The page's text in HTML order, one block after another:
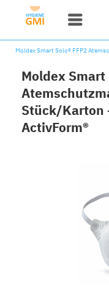
Moldex Smart Solo® FFP2
Moldex Smart
Stück/Karton
ActivForm®